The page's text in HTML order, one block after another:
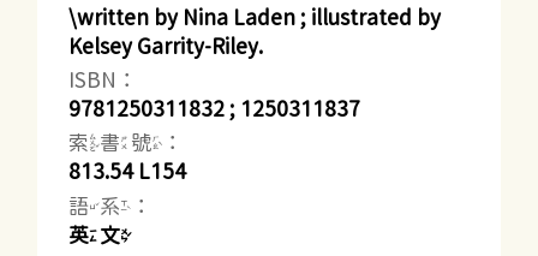
\written by Nina Laden ; illustrated by
Kelsey Garrity-Riley.
ISBN：
9781250311832 ; 1250311837
索書號：
813.54 L154
語系：
英文